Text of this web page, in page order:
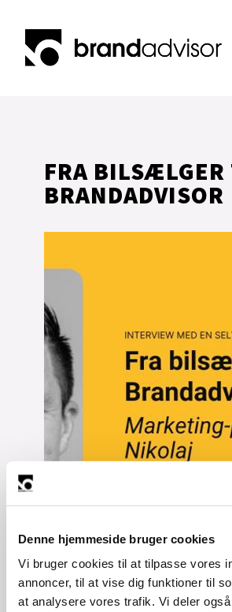
Denne hjemmeside bruger cookies
Vi bruger cookies til at tilpasse vores
annoncer, til at vise dig funktioner til
at analysere vores trafik. Vi deler
FRA
BRANDADVISOR